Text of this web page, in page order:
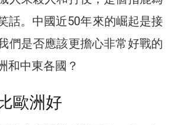
話。中國近50年來的崛起是接
們是否應該更擔心非常好戰的
和中東各國？
歐洲好